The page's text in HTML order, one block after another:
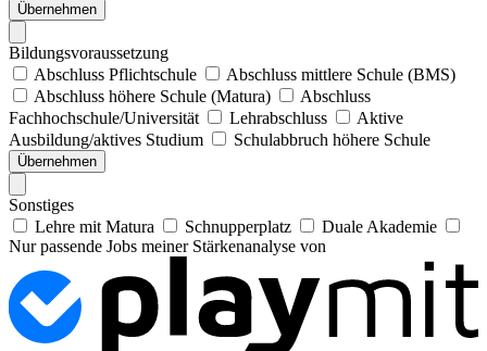
Übernehmen
Bildungsvoraussetzung
Abschluss Pflichtschule
Abschluss mittlere Schule (BMS)
Abschluss höhere Schule (Matura)
Abschluss
Fachhochschule/Universität
Lehrabschluss
Aktive
Ausbildung/aktives Studium
Schulabbruch höhere Schule
Übernehmen
Sonstiges
Lehre mit Matura
Schnupperplatz
Duale Akademie
Nur passende Jobs meiner Stärkenanalyse von